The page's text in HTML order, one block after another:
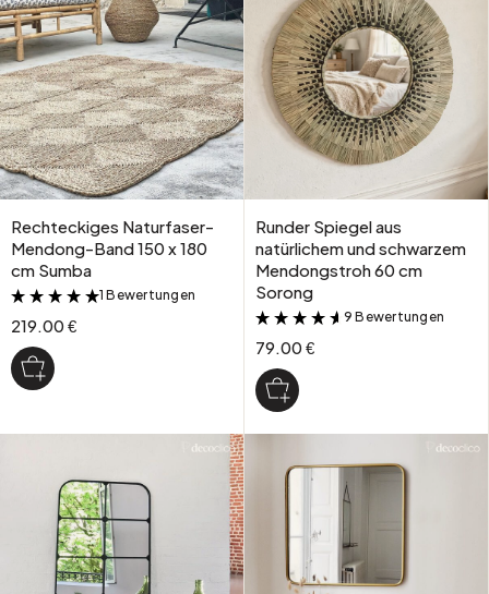
Rechteckiges Naturfaser-
Mendong-Band 150 x 180
cm Sumba
&
1 Bewertungen
219.00 €
Runder Spiegel aus
natürlichem und schwarzem
Mendongstroh 60 cm
Sorong
&
9 Bewertungen
79.00 €